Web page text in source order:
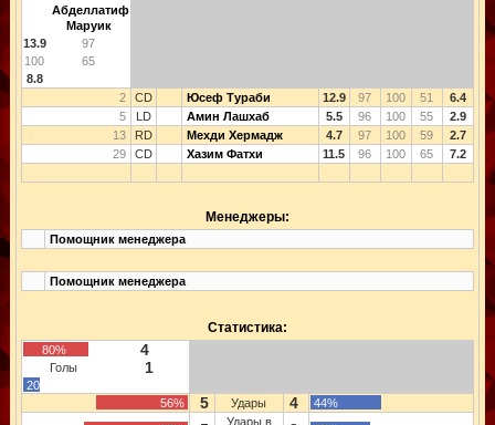
Абделлатиф
Маруик
13.9
97
100
65
8.8
2
CD Юсеф Тураби 12.9 97 100 51
6.4
5
LD Амин Лашхаб 5.5 96 100 55
2.9
13
RD Мехди Хермадж 4.7 97 100 59
2.7
29
CD Хазим Фатхи 11.5 96 100 65 7.2
Менеджеры:
Помощник менеджера
Помощник менеджера
Статистика:
80% 4
Голы 1
20%
56%
5 Удары 4
44%
Удары в